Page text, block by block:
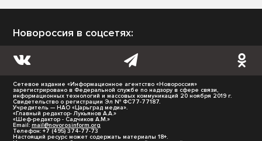
Новороссия в соцсетях:
Сетевое издание «Информационное агентство «Новороссия»
зарегистрировано в Федеральной службе по надзору в сфере связи,
информационных технологий и массовых коммуникаций 20 ноября 2019 г.
Свидетельство о регистрации Эл № ФС77-77187.
Учредитель — НАО «Царьград медиа».
«Главный редактор- Лукьянов А.А.»
«Шеф-редактор - Садчиков А.М.»
Email: mail@novorosinform.org
Телефон: +7 (495) 374-77-73
Настоящий ресурс может содержать материалы 18+.